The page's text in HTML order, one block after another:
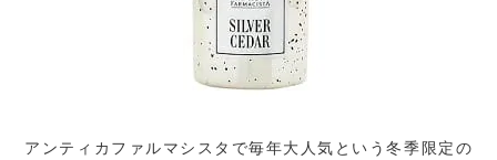
アンティカファルマシスタで毎年大人気という冬季限定の